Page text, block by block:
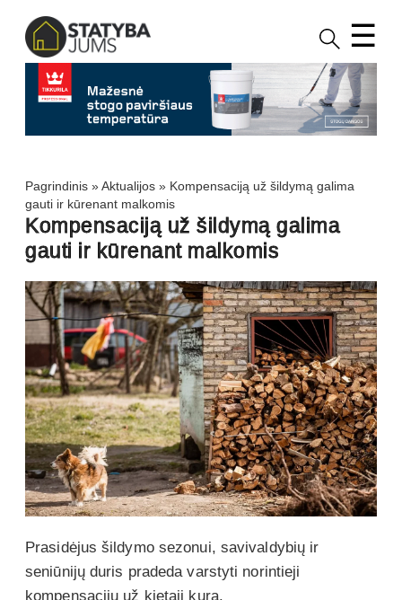
☰
Pagrindinis »Aktualijos » Kompensaciją už šildymą galima
gauti ir kūrenant malkomis
Kompensaciją už šildymą galima
gauti ir kūrenant malkomis
Prasidėjus šildymo sezonui, savivaldybių ir
seniūnijų duris pradeda varstyti norintieji
kompensacijų už kietąjį kurą.